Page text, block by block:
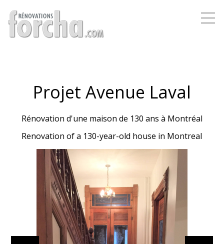
Passer
au
contenu
principal
Projet Avenue Laval
Rénovation d'une maison de 130 ans à Montréal
Renovation of a 130-year-old house in Montreal